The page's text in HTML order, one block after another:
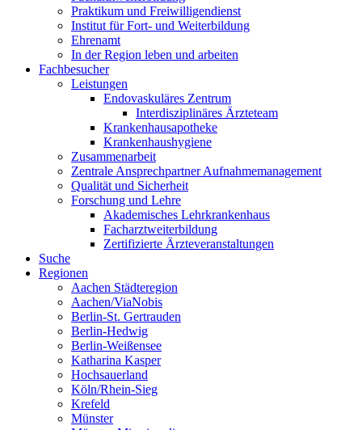
Praktikum und Freiwilligendienst
Institut für Fort- und Weiterbildung
Ehrenamt
In der Region leben und arbeiten
Fachbesucher
Leistungen
Endovaskuläres Zentrum
Interdisziplinäres Ärzteteam
Krankenhausapotheke
Krankenhaushygiene
Zusammenarbeit
Zentrale Ansprechpartner Aufnahmemanagement
Qualität und Sicherheit
Forschung und Lehre
Akademisches Lehrkrankenhaus
Facharztweiterbildung
Zertifizierte Ärzteveranstaltungen
Suche
Regionen
Aachen Städteregion
Aachen/ViaNobis
Berlin-St. Gertrauden
Berlin-Hedwig
Berlin-Weißensee
Katharina Kasper
Hochsauerland
Köln/Rhein-Sieg
Krefeld
Münster